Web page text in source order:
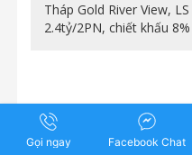
Tháp Gold River View,
2.4tỷ/2PN, chiết khấu
Gọi ngay Facebook Chat